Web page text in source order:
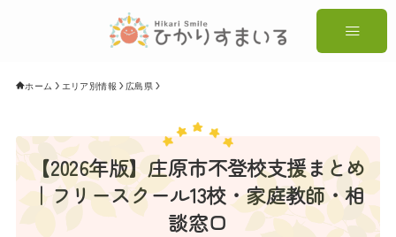
ホーム エリア別情報 広島県
【2026年版】庄原市不登校支援まとめ
｜フリースクール13校・家庭教師・相
談窓口